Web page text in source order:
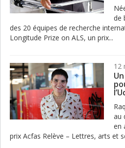
de
des 20 équipes de recherche
Longitude Prize on ALS, un prix...
12
au
en
prix Acfas Relève – Lettres, arts et